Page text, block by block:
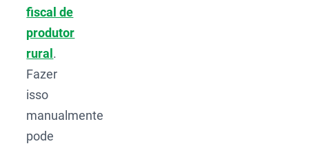
fiscal de
produtor
rural .
Fazer
isso
manualmente
pode